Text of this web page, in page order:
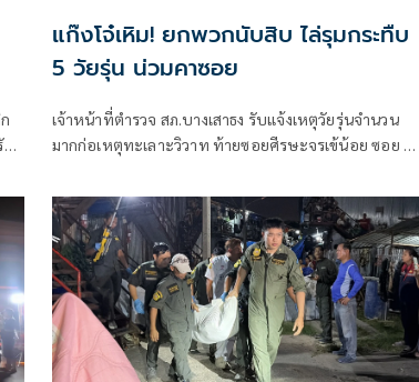
บ
แก๊งโจ๋เหิม! ยกพวกนับสิบ ไล่รุมกระทืบ
5 วัยรุ่น น่วมคาซอย
เจ้าหน้าที่ตำรวจ สภ.บางเสาธง รับแจ้งเหตุวัยรุ่นจำนวน
มากก่อเหตุทะเลาะวิวาท ท้ายซอยศีรษะจรเข้น้อย ซอย 5